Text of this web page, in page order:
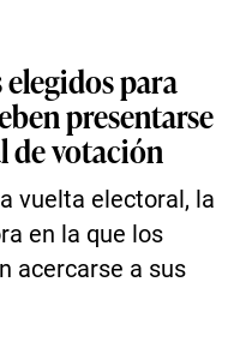
elegidos para
presentarse
de votación
vuelta electoral, la
en la que los
acercarse a sus